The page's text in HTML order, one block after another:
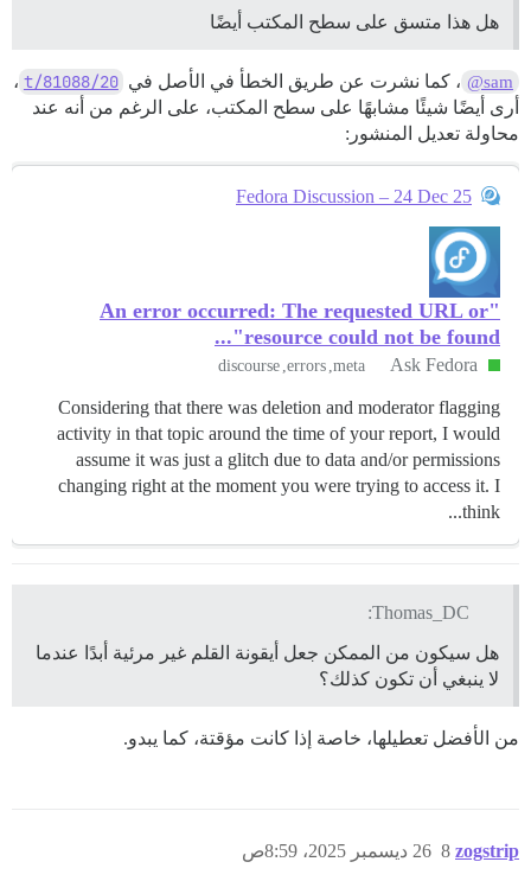
هل هذا متسق على سطح المكتب أيضًا
@sam ، كما نشرت عن طريق الخطأ في الأصل في t/81088/20 ،
أرى أيضًا شيئًا مشابهًا على سطح المكتب، على الرغم من أنه عند
محاولة تعديل المنشور:
Fedora Discussion – 24 Dec 25
"An error occurred: The requested URL or
resource could not be found"...
Ask Fedora
meta
errors
discourse
Considering that there was deletion and moderator flagging
activity in that topic around the time of your report, I would
assume it was just a glitch due to data and/or permissions
changing right at the moment you were trying to access it. I
think...
Thomas_DC:
هل سيكون من الممكن جعل أيقونة القلم غير مرئية أبدًا عندما
لا ينبغي أن تكون كذلك؟
من الأفضل تعطيلها، خاصة إذا كانت مؤقتة، كما يبدو.
zogstrip 26 ديسمبر 2025، 8:59ص 8